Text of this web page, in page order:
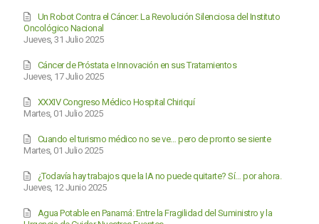
Jueves, 31 Julio 2025
Un Robot Contra el Cáncer: La Revolución Silenciosa del Instituto
Oncológico Nacional
Jueves, 17 Julio 2025
Cáncer de Próstata e Innovación en sus Tratamientos
Martes, 01 Julio 2025
XXXIV Congreso Médico Hospital Chiriquí
Martes, 01 Julio 2025
Cuando el turismo médico no se ve… pero de pronto se siente
Jueves, 12 Junio 2025
¿Todavía hay trabajos que la IA no puede quitarte? Sí… por ahora.
Agua Potable en Panamá: Entre la Fragilidad del Suministro y la